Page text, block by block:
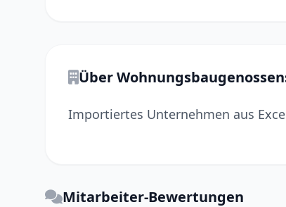
Über
Importiertes Unternehmen aus
Mitarbeiter-Bewertungen